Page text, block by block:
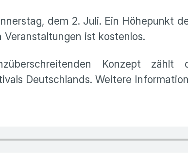
dem 2. Juli. Ein Höhepunkt
Veranstaltungen ist kostenlos.
Konzept
Deutschlands. Weitere